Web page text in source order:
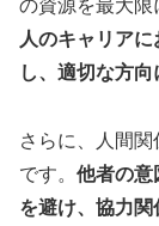
の資源を最大限
人のキャリア
し、適切な方
さらに、人間
です。 他者の意
を避け、協力関